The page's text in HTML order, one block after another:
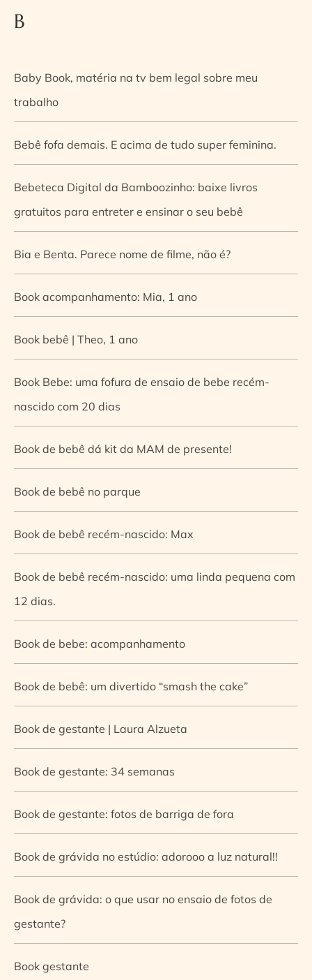
B
Baby Book, matéria na tv bem legal sobre meu
trabalho
Bebê fofa demais. E acima de tudo super feminina.
Bebeteca Digital da Bamboozinho: baixe livros
gratuitos para entreter e ensinar o seu bebê
Bia e Benta. Parece nome de filme, não é?
Book acompanhamento: Mia, 1 ano
Book bebê | Theo, 1 ano
Book Bebe: uma fofura de ensaio de bebe recém-
nascido com 20 dias
Book de bebê dá kit da MAM de presente!
Book de bebê no parque
Book de bebê recém-nascido: Max
Book de bebê recém-nascido: uma linda pequena com
12 dias.
Book de bebe: acompanhamento
Book de bebê: um divertido “smash the cake”
Book de gestante | Laura Alzueta
Book de gestante: 34 semanas
Book de gestante: fotos de barriga de fora
Book de grávida no estúdio: adorooo a luz natural!!
Book de grávida: o que usar no ensaio de fotos de
gestante?
Book gestante